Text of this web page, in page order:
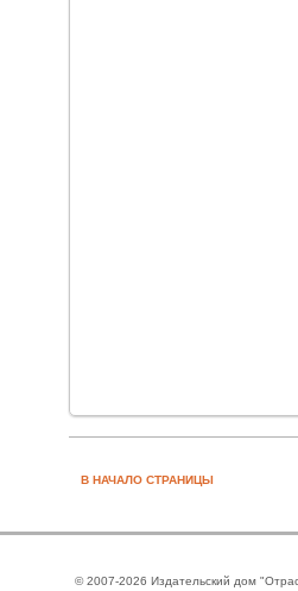
В НАЧАЛО СТРАНИЦЫ
© 2007-2026 Издательский дом